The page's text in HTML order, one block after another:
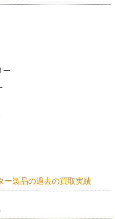
ー
ー製品の過去の買取実績